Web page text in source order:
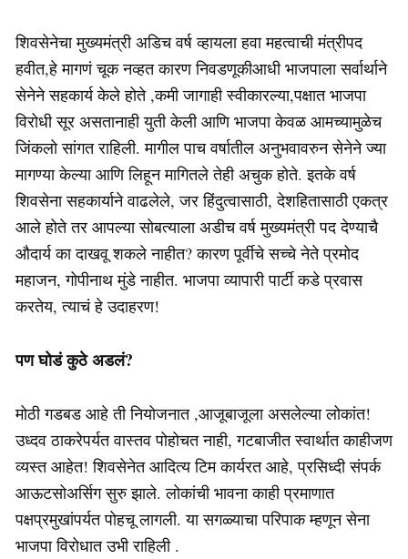
शिवसेनेचा मुख्यमंत्री अडिच वर्ष व्हायला हवा महत्वाची मंत्रीपद
हवीत,हे मागणं चूक नव्हत कारण निवडणूकीआधी भाजपाला सर्वार्थाने
सेनेने सहकार्य केले होते ,कमी जागाही स्वीकारल्या,पक्षात भाजपा
विरोधी सूर असतानाही युती केली आणि भाजपा केवळ आमच्यामुळेच
जिंकलो सांगत राहिली. मागील पाच वर्षातील अनुभवावरुन सेनेने ज्या
मागण्या केल्या आणि लिहून मागितले तेही अचुक होते. इतके वर्ष
शिवसेना सहकार्याने वाढलेले, जर हिंदुत्वासाठी, देशहितासाठी एकत्र
आले होते तर आपल्या सोबत्याला अडीच वर्ष मुख्यमंत्री पद देण्याचै
औदार्य का दाखवू शकले नाहीत? कारण पूर्वीचे सच्चे नेते प्रमोद
महाजन, गोपीनाथ मुंडे नाहीत. भाजपा व्यापारी पार्टी कडे प्रवास
करतेय, त्याचं हे उदाहरण!
पण घोडं कुठे अडलं?
मोठी गडबड आहे ती नियोजनात ,आजूबाजूला असलेल्या लोकांत!
उध्दव ठाकरेपर्यत वास्तव पोहोचत नाही, गटबाजीत स्वार्थात काहीजण
व्यस्त आहेत! शिवसेनेत आदित्य टिम कार्यरत आहे, प्रसिध्दी संपर्क
आऊटसोअर्सिग सुरु झाले. लोकांची भावना काही प्रमाणात
पक्षप्रमुखांपर्यत पोहचू लागली. या सगळ्याचा परिपाक म्हणून सेना
भाजपा विरोधात उभी राहिली .